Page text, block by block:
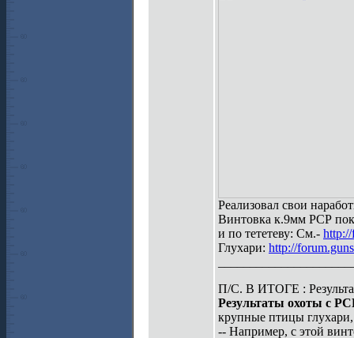
Реализовал свои
Винтовка к.9мм РСР
и по тететеву: См.- http://
Глухари: http://
П/С. В ИТОГЕ :
Результаты охоты с
крупные птицы
-- Например, с этой